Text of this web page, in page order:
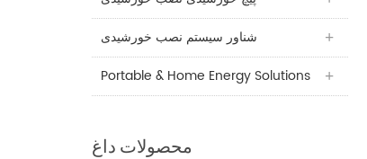
شناور سیستم نصب خورشیدی
Portable & Home Energy Solutions
محصولات داغ